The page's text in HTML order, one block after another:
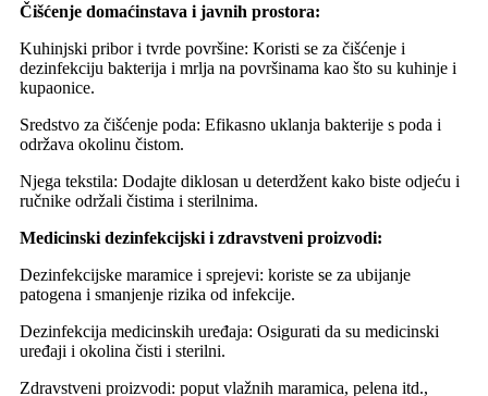
Čišćenje domaćinstava i javnih prostora:
Kuhinjski pribor i tvrde površine: Koristi se za čišćenje i
dezinfekciju bakterija i mrlja na površinama kao što su kuhinje i
kupaonice.
Sredstvo za čišćenje poda: Efikasno uklanja bakterije s poda i
održava okolinu čistom.
Njega tekstila: Dodajte diklosan u deterdžent kako biste odjeću i
ručnike održali čistima i sterilnima.
Medicinski dezinfekcijski i zdravstveni proizvodi:
Dezinfekcijske maramice i sprejevi: koriste se za ubijanje
patogena i smanjenje rizika od infekcije.
Dezinfekcija medicinskih uređaja: Osigurati da su medicinski
uređaji i okolina čisti i sterilni.
Zdravstveni proizvodi: poput vlažnih maramica, pelena itd.,